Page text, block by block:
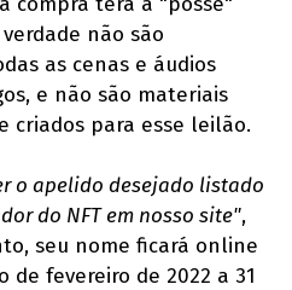
não são
as cenas e áudios
e não são materiais
criados para esse leilão.
o apelido desejado listado
do NFT em nosso site",
seu nome ficará online
fevereiro de 2022 a 31